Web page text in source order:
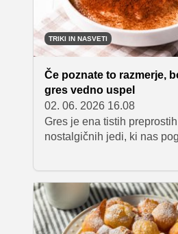
TRIKI IN NASVETI
Če poznate to razmerje,
gres vedno uspel
02. 06. 2026 16.08
Gres je ena tistih
nostalgičnih jedi, ki nas
večerjo ali sladico, odlično
poda tudi z različnimi
masla in kakava do sadja
marmelade. V tem članku